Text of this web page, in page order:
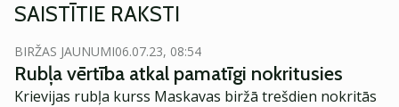
SAISTĪTIE RAKSTI
BIRŽAS JAUNUMI06.07.23, 08:54
Rubļa vērtība atkal pamatīgi nokritusies
Krievijas rubļa kurss Maskavas biržā trešdien nokritās